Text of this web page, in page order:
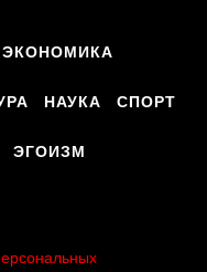
ЭКОНОМИКА
НАУКА СПОРТ
ЭГОИЗМ